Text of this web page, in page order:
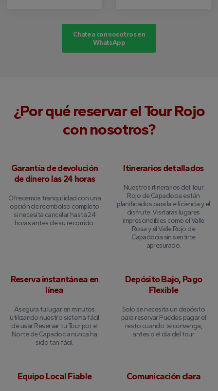
Chatea con nosotros en
WhatsApp
¿Por qué reservar el Tour Rojo
con nosotros?
Garantía de devolución
de dinero las 24 horas
Ofrecemos tranquilidad con una
opción de reembolso completo
si necesita cancelar hasta 24
horas antes de su recorrido.
Itinerarios detallados
Nuestros itinerarios del Tour
Rojo de Capadocia están
planificados para la eficiencia y el
disfrute. Visitarás lugares
imprescindibles como el Valle
Rosa y el Valle Rojo de
Capadocia sin sentirte
apresurado.
Reserva instantánea en
línea
Asegura tu lugar en minutos
utilizando nuestro sistema fácil
de usar. Reservar tu Tour por el
Norte de Capadocia nunca ha
sido tan fácil.
Depósito Bajo, Pago
Flexible
Solo se necesita un depósito
para reservar. Puedes pagar el
resto cuando te convenga,
antes o el día del tour.
Equipo Local Fiable Comunicación clara